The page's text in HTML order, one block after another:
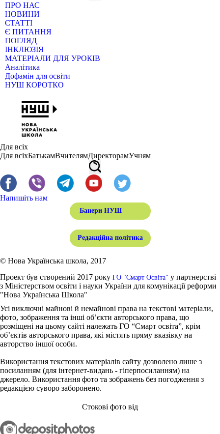
ПРО НАС
НОВИНИ
СТАТТІ
Є ПИТАННЯ
ПОГЛЯД
ІНКЛЮЗІЯ
МАТЕРІАЛИ ДЛЯ УРОКІВ
Аналітика
Дофамін для освіти
НУШ КОРОТКО
Для всіх
Для всіхБатькамВчителямДиректорамУчням
Напишіть нам
Банери НУШ
Редакційна політика
© Нова Українська школа, 2017
Проект був створений 2017 року ГО "Смарт Освіта" у партнерстві
з Міністерством освіти і науки України для комунікації реформи
"Нова Українська Школа"
Усі виключні майнові й немайнові права на текстові матеріали,
фото, зображення та інші об’єкти авторського права, що
розміщені на цьому сайті належать ГО “Смарт освіта”, крім
об’єктів авторського права, які містять пряму вказівку на
авторство іншої особи.
Використання текстових матеріалів сайту дозволено лише з
посиланням (для інтернет-видань - гіперпосиланням) на
джерело. Використання фото та зображень без погодження з
редакцією суворо заборонено.
Стокові фото від